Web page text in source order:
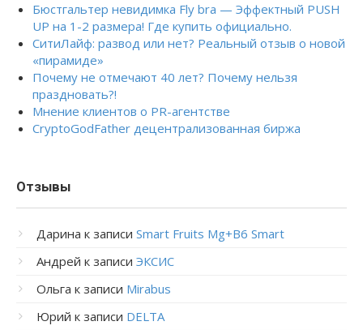
Бюстгальтер невидимка Fly bra — Эффектный PUSH
UP на 1-2 размера! Где купить официально.
СитиЛайф: развод или нет? Реальный отзыв о новой
«пирамиде»
Почему не отмечают 40 лет? Почему нельзя
праздновать?!
Мнение клиентов о PR-агентстве
CryptoGodFather децентрализованная биржа
Отзывы
Дарина к записи Smart Fruits Mg+B6 Smart
Андрей к записи ЭКСИС
Ольга к записи Mirabus
Юрий к записи DELTA